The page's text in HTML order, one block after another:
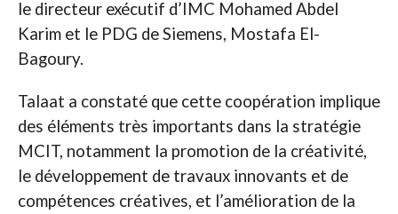
le directeur exécutif d’IMC Mohamed Abdel
Karim et le PDG de Siemens, Mostafa El-
Bagoury.
Talaat a constaté que cette coopération implique
des éléments très importants dans la stratégie
MCIT, notamment la promotion de la créativité,
le développement de travaux innovants et de
compétences créatives, et l’amélioration de la